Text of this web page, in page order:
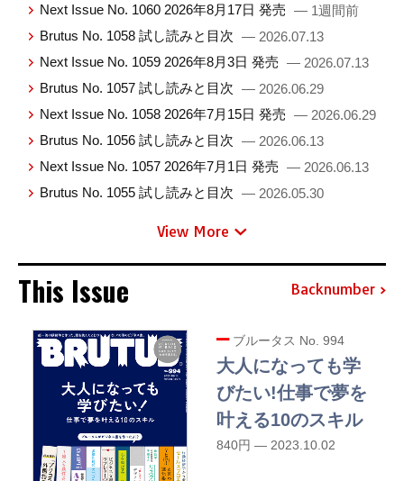
Next Issue No. 1060 2026年8月17日 発売 — 1週間前
Brutus No. 1058 試し読みと目次 — 2026.07.13
Next Issue No. 1059 2026年8月3日 発売 — 2026.07.13
Brutus No. 1057 試し読みと目次 — 2026.06.29
Next Issue No. 1058 2026年7月15日 発売 — 2026.06.29
Brutus No. 1056 試し読みと目次 — 2026.06.13
Next Issue No. 1057 2026年7月1日 発売 — 2026.06.13
Brutus No. 1055 試し読みと目次 — 2026.05.30
View More
This Issue Backnumber
ブルータス No. 994
大人になっても学
びたい!仕事で夢を
叶える10のスキル
840円 — 2023.10.02